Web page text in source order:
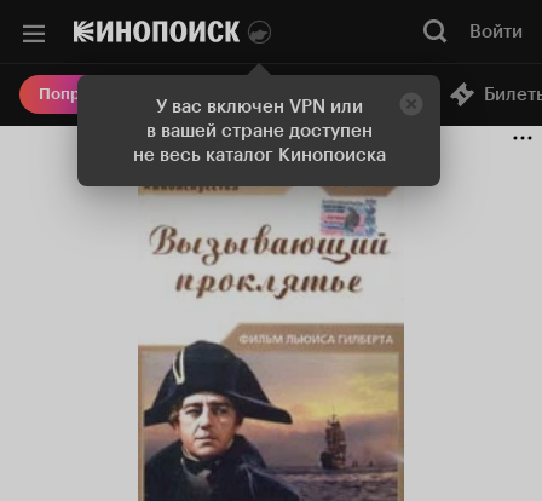
У вас включен VPN или
в вашей стране доступен
не весь каталог Кинопоиска
Войти
Попробовать Плюс Онлайн-кинотеатр